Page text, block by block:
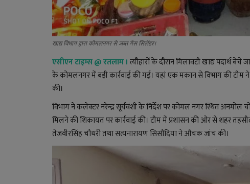
खाद्य विभाग द्वारा कोमलनगर से जब्त गैस सिलेंडर।
एसीएन टाइम्स@रतलाम । त्यौहारों के दौरान मिलावटी खाद्य पदार्थ
के कोमलनगर में बड़ी कार्रवाई की गई। यहां एक मकान से विभाग की
की।
विभाग ने कलेक्टर नरेन्द्र सूर्यवंशी के निर्देश पर कोमल नगर स्थित
मिलने की शिकायत पर कार्रवाई की। टीम में प्रशासन की ओर से शहर
तेजवीरसिंह चौधरी तथा सत्यनारायण सिसौदिया ने औचक जांच की।